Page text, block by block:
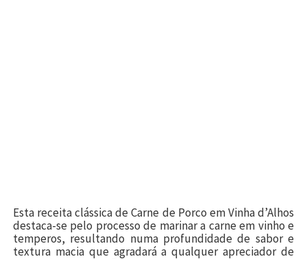
Esta receita clássica de Carne de Porco em Vinha d’Alhos
destaca-se pelo processo de marinar a carne em vinho e
temperos, resultando numa profundidade de sabor e
textura macia que agradará a qualquer apreciador de